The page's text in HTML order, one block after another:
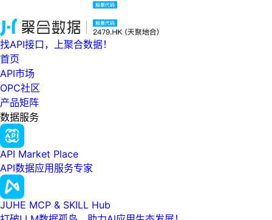
找API接口，上聚合数据！
首页
API市场
OPC社区
产品矩阵
数据服务
API Market Place
API数据应用服务专家
JUHE MCP & SKILL Hub